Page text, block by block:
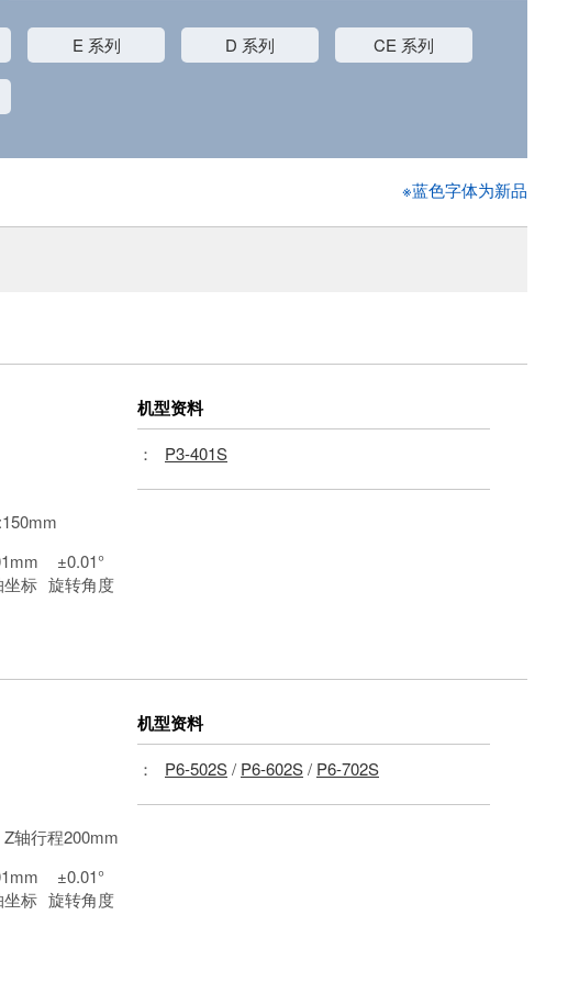
E 系列 D 系列 CE 系列
※蓝色字体为新品
±0.01°
坐标 旋转角度
机型资料
： P3-401S
Z轴行程200mm
±0.01°
坐标 旋转角度
机型资料
： P6-502S/ P6-602S/ P6-702S